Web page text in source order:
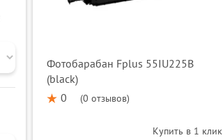
Фотобарабан Fplus 55IU225B
(black)
0
(0 отзывов)
Купить в 1 клик